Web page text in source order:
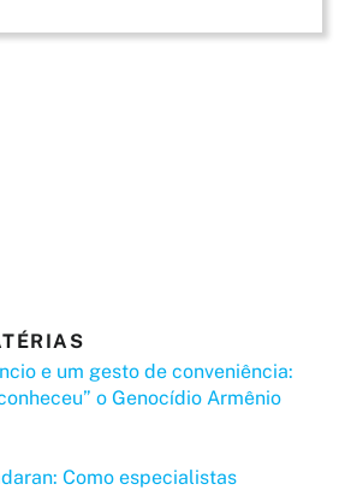
e um gesto de conveniência:
o Genocídio Armênio
Como especialistas